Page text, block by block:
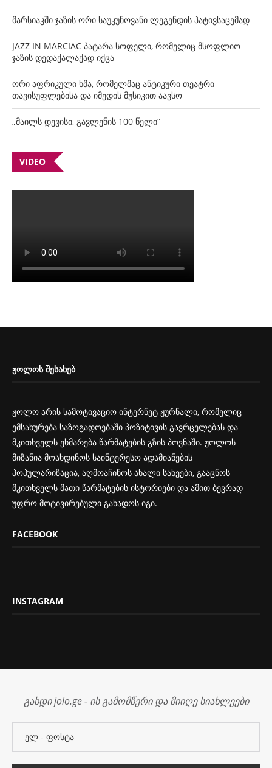
მარსიაკში ჯაზის ორი საუკუნოვანი ლეგენდის პატივსაცემად
JAZZ IN MARCIAC პატარა სოფელი, რომელიც მსოფლიო
ჯაზის დედაქალაქად იქცა
ორი აფრიკული ხმა, რომელმაც ანტიკური თეატრი
თავისუფლებისა და იმედის მუსიკით აავსო
„მაილს დევისი, გავლენის 100 წელი“
VIDEO
ᲟᲝᲚᲝᲡ ᲨᲔᲡᲐᲮᲔᲑ
ჟოლო არის სამოტივაციო ინტერნეტ ჟურნალი, რომელიც
ემსახურება საზოგადოებაში პოზიტივის გავრცელებას და
მკითხველს ეხმარება წარმატების გზის პოვნაში. ჟოლოს
მიზანია მოახდინოს საინტერესო ადამიანების
პოპულარიზაცია, აღმოაჩინოს ახალი სახეები, გააცნოს
მკითხველს მათი წარმატების ისტორიები და ამით ბევრად
უფრო მოტივირებული გახადოს იგი.
FACEBOOK
INSTAGRAM
გახდი jolo.ge - ის გამომწერი და მიიღე სიახლეები